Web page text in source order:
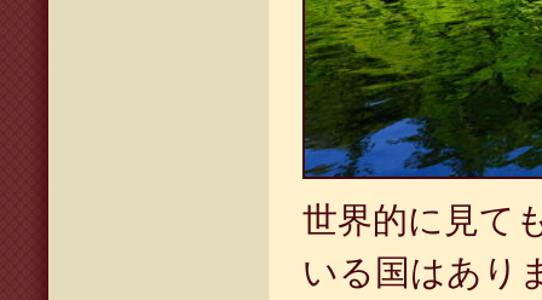
世界的に見て
いる国はあり